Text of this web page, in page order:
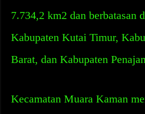
7.734,2 km2 dan berbatasan
Kabupaten Kutai Timur,
Barat, dan Kabupaten
Kecamatan Muara Kaman